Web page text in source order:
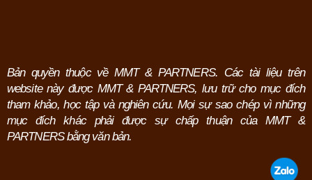
Bản quyền thuộc về MMT & PARTNERS. Các tài liệu trên
website này được MMT & PARTNERS, lưu trữ cho mục đích
tham khảo, học tập và nghiên cứu.Mọi sự sao chép vì những
mục đích khác phải được sự chấp thuận của MMT &
PARTNERS bằng văn bản.